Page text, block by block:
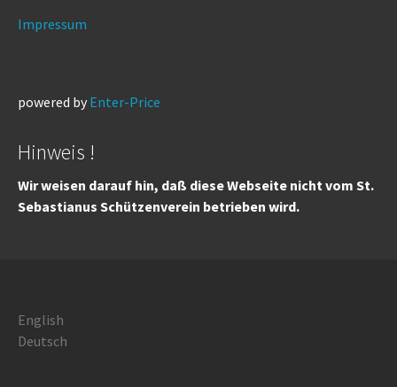
Impressum
powered by Enter-Price
Hinweis !
Wir weisen darauf hin, daß diese Webseite nicht vom St.
Sebastianus Schützenverein betrieben wird.
English
Deutsch